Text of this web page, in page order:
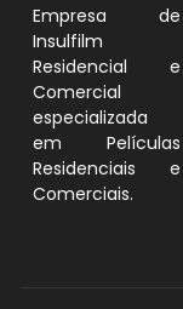
Empresa de
Insulfilm
Residencial e
Comercial
especializada
em Películas
Residenciais e
Comerciais.